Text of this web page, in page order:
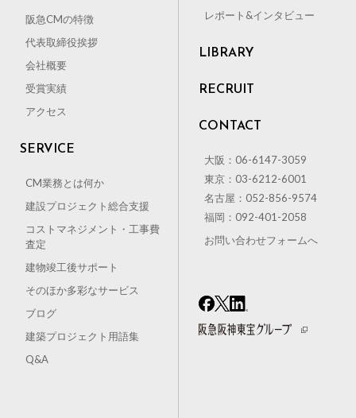
阪急CMの特徴
代表取締役挨拶
会社概要
受賞実績
アクセス
SERVICE
CM業務とは何か
建設プロジェクト総合支援
コストマネジメント・工事費
査定
建物竣工後サポート
そのほか多彩なサービス
ブログ
建築プロジェクト用語集
Q&A
レポート&インタビュー
LIBRARY
RECRUIT
CONTACT
大阪：06-6147-3059
東京：03-6212-6001
名古屋：052-856-9574
福岡：092-401-2058
お問い合わせフォームへ